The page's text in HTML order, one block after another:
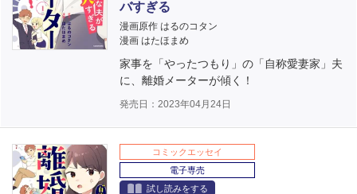
バすぎる
漫画原作 はるのコタン
漫画 はたほまめ
家事を「やったつもり」の「自称愛妻家」夫
に、離婚メーターが傾く！
発売日：2023年04月24日
コミックエッセイ
電子専売
試し読みをする